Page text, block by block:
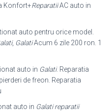
Konfort+ReparatiiAC auto in
auto pentru orice model.
, GalatiAcum 6 zile 200 ron. 1
auto in Galati. Reparatia
de freon. Reparatia
auto in Galati reparatii